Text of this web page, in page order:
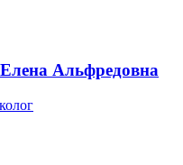
Альфредовна